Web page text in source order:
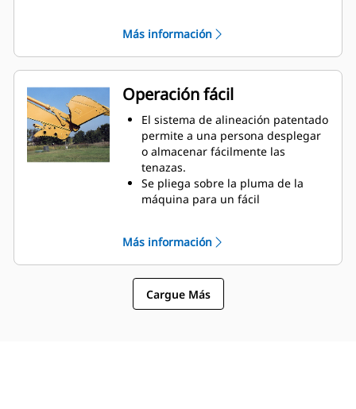
Obtenga la mejor tenaza para sus
tareas. Entre las tres
configuraciones de dientes, elija la
mejor opción para un agarre
amplio o estrecho y tiempos de
centralizado más cortos para
colocar la pluma a horcajadas
durante el transporte.
Administrar varios accesorios de
una flota es más fácil con un
sistema acoplador. Seleccione los
sujetapasador Cat, que permiten
que las máquinas de tamaños
similares compartan las tenazas y
otros accesorios.
Más información
Operación fácil
El sistema de alineación patentado
permite a una persona desplegar
o almacenar fácilmente las
tenazas.
Se pliega sobre la pluma de la
máquina para un fácil
La instalación, el mantenimiento y
el funcionamiento general simples
hacen que las tenazas sean una
opción más sencilla y más
asequible que los garfios en
Más información
Cargue Más